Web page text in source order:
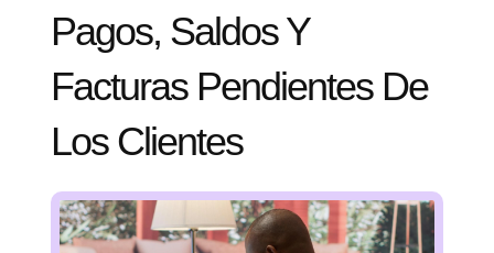
Pagos, Saldos Y
Facturas Pendientes De
Los Clientes